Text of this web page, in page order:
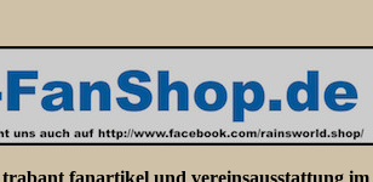
fanartikel und vereinsausstattung